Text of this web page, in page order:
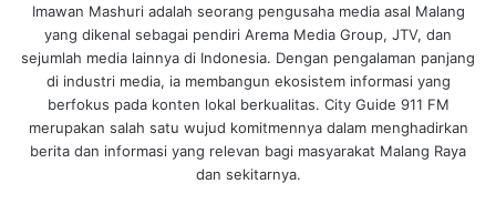
Imawan Mashuri adalah seorang pengusaha media asal Malang
yang dikenal sebagai pendiri Arema Media Group, JTV, dan
sejumlah media lainnya di Indonesia. Dengan pengalaman panjang
di industri media, ia membangun ekosistem informasi yang
berfokus pada konten lokal berkualitas. City Guide 911 FM
merupakan salah satu wujud komitmennya dalam menghadirkan
berita dan informasi yang relevan bagi masyarakat Malang Raya
dan sekitarnya.